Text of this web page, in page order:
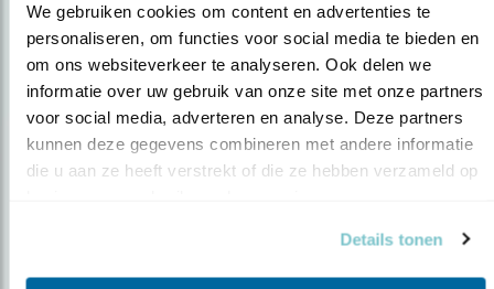
We gebruiken cookies om content en advertenties te
personaliseren, om functies voor social media te bieden en
om ons websiteverkeer te analyseren. Ook delen we
informatie over uw gebruik van onze site met onze partners
voor social media, adverteren en analyse. Deze partners
kunnen deze gegevens combineren met andere informatie
die u aan ze heeft verstrekt of die ze hebben verzameld op
Details tonen
Op de hoogte blijven?
Meld je aan en ontvang nieuws, inspiratie, acties en tips
over vogels en activiteiten van Vogelbescherming.